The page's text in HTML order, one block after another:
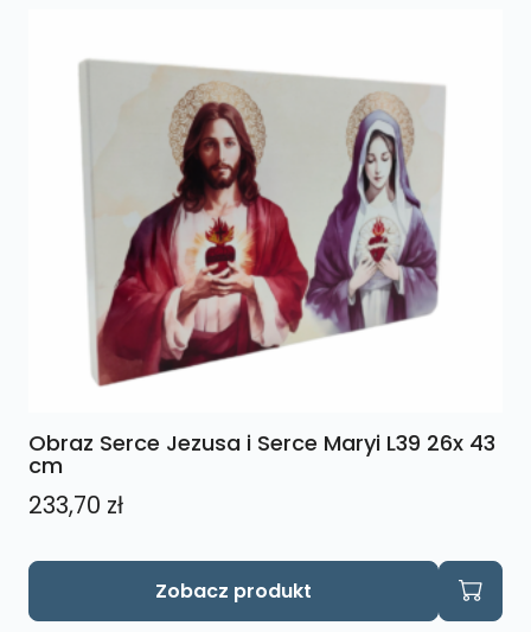
Obraz Serce Jezusa i Serce Maryi L39 26x 43
cm
233,70 zł
Zobacz produkt